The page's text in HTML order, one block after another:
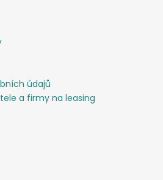
údajů
a firmy na leasing